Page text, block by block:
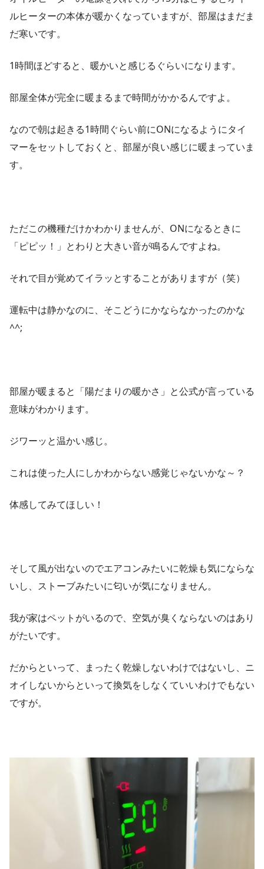
ルヒーターの本体が暖かくなっていますが、部屋はまだま
だ寒いです。
1時間ほどすると、暖かいと感じるぐらいになります。
部屋全体が完全に暖まるまで時間がかかるんですよ。
なので朝は起きる1時間ぐらい前にONになるようにタイ
マーをセットしておくと、部屋が良い感じに暖まっていま
す。
ただこの機種だけかわかりませんが、ONになるときに
「ピピッ！」とわりと大きい音が鳴るんですよね。
それで目が覚めてイラッとすることがありますが（笑）
運転中は静かなのに、そこどうにかならなかったのかな
^^;
部屋が暖まると「陽だまりの暖かさ」と公式が言っている
意味がわかります。
ジワーッと温かい感じ。
これは使った人にしかわからない感覚じゃないかな～？
体感してみてほしい！
そして風が出ないのでエアコンみたいに乾燥も気にならな
いし、ストーブみたいに匂いが気になりません。
我が家はペットがいるので、空気が臭くならないのはあり
がたいです。
だからといって、まったく乾燥しないわけではないし、ニ
オイしないからといって換気をしなくていいわけでもない
ですが。